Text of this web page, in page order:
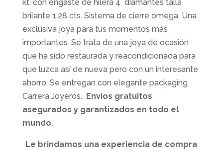
kt, con engaste de hilera 4 diamantes talla
brilante 1.28 cts. Sistema de cierre omega. Una
exclusiva joya para tus momentos más
importantes. Se trata de una joya de ocasión
que ha sido restaurada y reacondicionada para
que luzca así de nueva pero con un interesante
ahorro. Se entregan con elegante packaging
Carrera Joyeros. Envíos gratuitos
asegurados y garantizados en todo el
mundo.
Le brindamos una experiencia de compra